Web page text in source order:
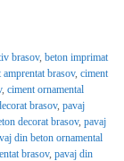
brasov,beton imprimat
amprentat brasov, ciment
, ciment ornamental
brasov, pavaj
decorat brasov, pavaj
din beton ornamental
brasov, pavaj din